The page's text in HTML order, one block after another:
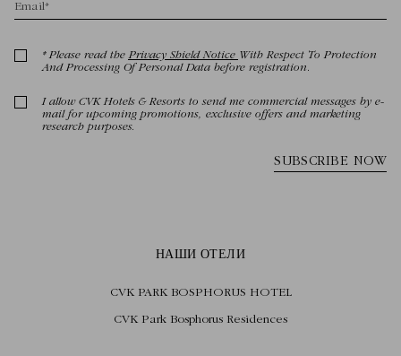
НАШИ ОТЕЛИ
CVK PARK BOSPHORUS HOTEL
CVK Park Bosphorus Residences